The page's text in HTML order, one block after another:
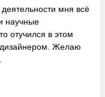
мня всё
научные
отучился в этом
Желаю